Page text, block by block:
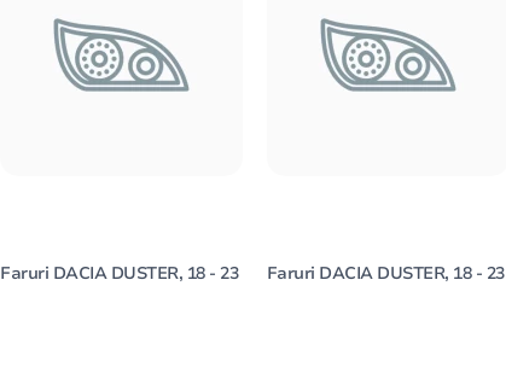
Faruri DACIA DUSTER, 18 - 23 Faruri DACIA DUSTER, 18 - 23